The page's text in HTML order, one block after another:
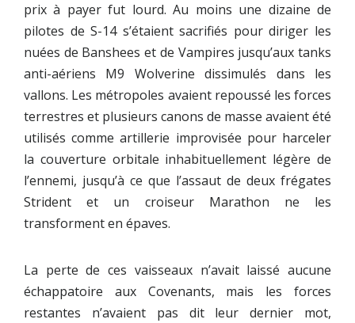
prix à payer fut lourd. Au moins une dizaine de
pilotes de S-14 s’étaient sacrifiés pour diriger les
nuées de Banshees et de Vampires jusqu’aux tanks
anti-aériens M9 Wolverine dissimulés dans les
vallons. Les métropoles avaient repoussé les forces
terrestres et plusieurs canons de masse avaient été
utilisés comme artillerie improvisée pour harceler
la couverture orbitale inhabituellement légère de
l’ennemi, jusqu’à ce que l’assaut de deux frégates
Strident et un croiseur Marathon ne les
transforment en épaves.
La perte de ces vaisseaux n’avait laissé aucune
échappatoire aux Covenants, mais les forces
restantes n’avaient pas dit leur dernier mot,